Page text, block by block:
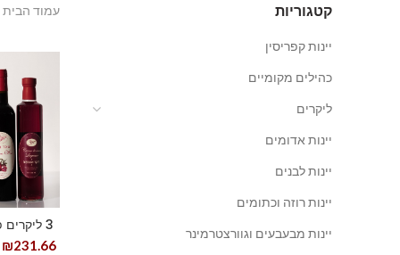
עמוד הבית
3 ליקרים פירותיים
₪231.66
קטגוריות
יינות קפריסין
כהילים מקומיים
ליקרים
יינות אדומים
יינות לבנים
יינות רוזה וכתומים
יינות מבעבעים וגוורצטרמינר